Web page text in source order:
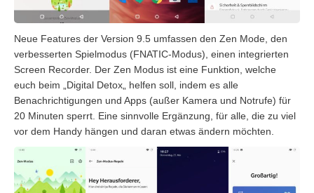
Neue Features der Version 9.5 umfassen den Zen Mode, den
verbesserten Spielmodus (FNATIC-Modus), einen integrierten
Screen Recorder. Der Zen Modus ist eine Funktion, welche
euch beim
Digital Detox
helfen soll, indem es alle
Benachrichtigungen und Apps (außer Kamera und Notrufe) für
20 Minuten sperrt. Eine sinnvolle Ergänzung, für alle, die zu viel
vor dem Handy hängen und daran etwas ändern möchten.